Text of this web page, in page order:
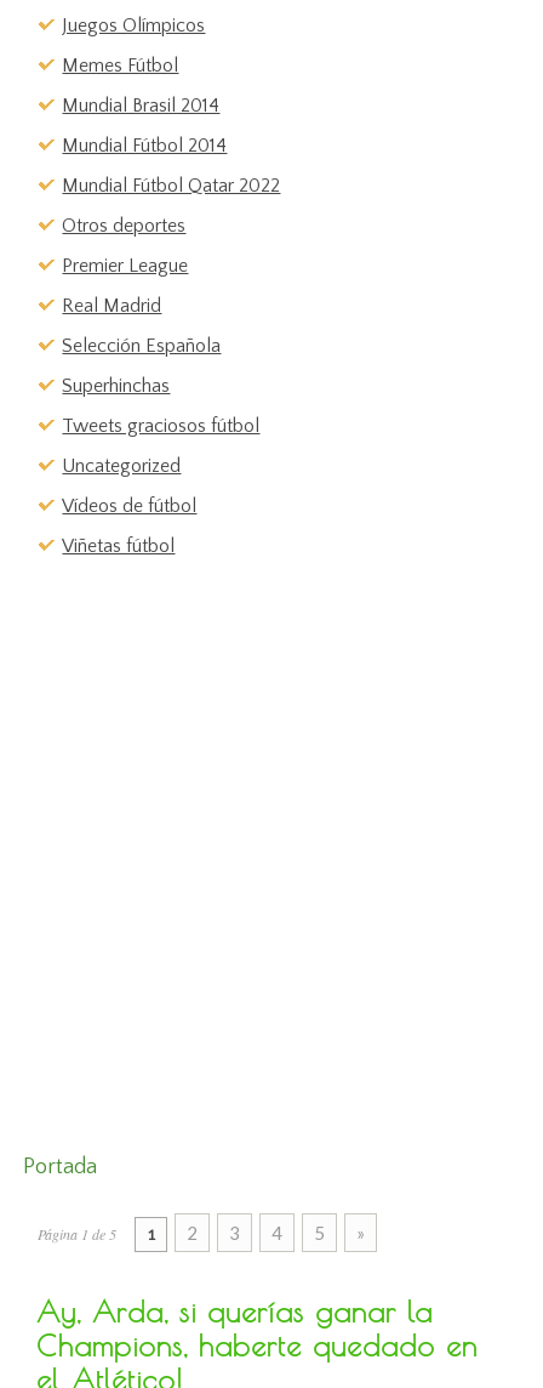
Juegos Olímpicos
Memes Fútbol
Mundial Brasil 2014
Mundial Fútbol 2014
Mundial Fútbol Qatar 2022
Otros deportes
Premier League
Real Madrid
Selección Española
Superhinchas
Tweets graciosos fútbol
Uncategorized
Vídeos de fútbol
Viñetas fútbol
Portada
Página 1 de 5 1 2 3 4 5 »
Ay, Arda, si querías ganar la
Champions, haberte quedado en
el Atlético!